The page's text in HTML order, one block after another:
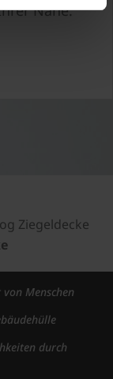
Nähe.
Ziegeldecke
Menschen
durch